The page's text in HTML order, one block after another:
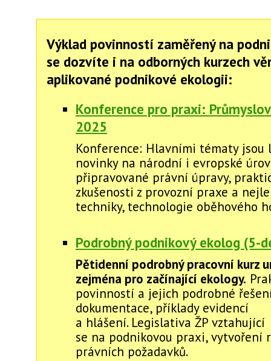
Výklad povinností zaměřený na
se dozvíte i na odborných kurzech
aplikované podnikové ekologii:
Konference pro praxi:
2025
Konference: Hlavními tématy
novinky na národní i evropské
připravované právní úpravy,
zkušenosti z provozní praxe a
techniky, technologie oběhového
Podrobný podnikový ekolog (5-
Pětidenní podrobný pracovní kurz
zejména pro začínající ekology.
povinností a jejich podrobné
dokumentace, příklady evidencí
a hlášení. Legislativa ŽP vztahující
se na podnikovou praxi, vytvoření
právních požadavků.